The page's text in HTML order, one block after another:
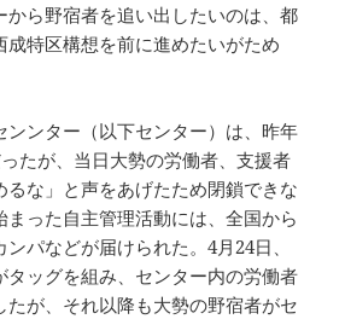
から野宿者を追い出したいのは、都
成特区構想を前に進めたいがため
ンンター（以下センター）は、昨年
たが、当日大勢の労働者、支援者
るな」と声をあげたため閉鎖できな
まった自主管理活動には、全国から
パなどが届けられた。4月24日、
タッグを組み、センター内の労働者
たが、それ以降も大勢の野宿者がセ